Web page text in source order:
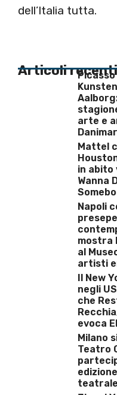
dell’Italia tutta.
Articoli recenti
arte e
Mattel
in abito
Wanna
Napoli
presepe
mostra
al
artisti
Il New
negli
che
evoca
Milano
Teatro
teatrale